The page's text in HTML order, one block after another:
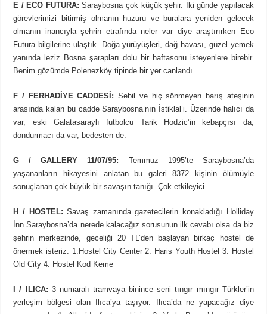
E / ECO FUTURA:Saraybosna çok küçük şehir. İki günde yapılacak
görevlerimizi bitirmiş olmanın huzuru ve buralara yeniden gelecek
olmanın inancıyla şehrin etrafında neler var diye araştırırken Eco
Futura bilgilerine ulaştık. Doğa yürüyüşleri, dağ havası, güzel yemek
yanında leziz Bosna şarapları dolu bir haftasonu isteyenlere birebir.
Benim gözümde Polenezköy tipinde bir yer canlandı.
F / FERHADİYE CADDESİ:Sebil ve hiç sönmeyen barış ateşinin
arasında kalan bu cadde Saraybosna’nın İstiklal’i. Üzerinde halıcı da
var, eski Galatasaraylı futbolcu Tarik Hodzic’in kebapçısı da,
dondurmacı da var, bedesten de.
G / GALLERY 11/07/95: Temmuz 1995’te Saraybosna’da
yaşananların hikayesini anlatan bu galeri 8372 kişinin ölümüyle
sonuçlanan çok büyük bir savaşın tanığı. Çok etkileyici…
H / HOSTEL:Savaş zamanında gazetecilerin konakladığı Holliday
İnn Saraybosna’da nerede kalacağız sorusunun ilk cevabı olsa da biz
şehrin merkezinde, geceliği 20 TL’den başlayan birkaç hostel de
önermek isteriz. 1.Hostel City Center 2. Haris Youth Hostel 3. Hostel
Old City 4. Hostel Kod Keme
I / ILICA: 3 numaralı tramvaya binince seni tıngır mıngır Türkler’in
yerleşim bölgesi olan Ilıca’ya taşıyor. Ilıca’da ne yapacağız diye